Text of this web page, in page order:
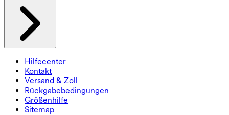
Hilfecenter
Kontakt
Versand & Zoll
Rückgabebedingungen
Größenhilfe
Sitemap